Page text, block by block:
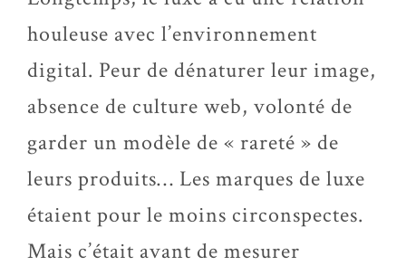
houleuse avec l’environnement
digital. Peur de dénaturer leur image,
absence de culture web, volonté de
garder un modèle de « rareté » de
leurs produits… Les marques de luxe
étaient pour le moins circonspectes.
Mais c’était avant de mesurer